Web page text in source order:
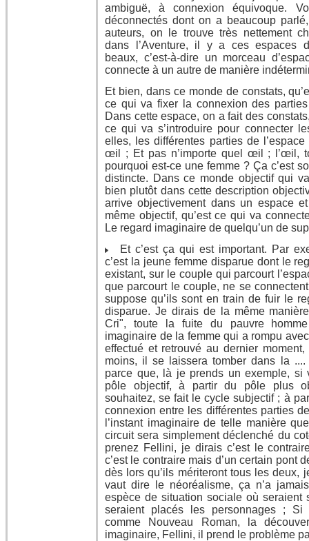
ambiguë, à connexion équivoque.
déconnectés dont on a beaucoup
auteurs, on le trouve très nettement
dans l’Aventure, il y a ces espaces
beaux, c’est-à-dire un morceau
connecte à un autre de manière
Et bien, dans ce monde de constats,
ce qui va fixer la connexion des
Dans cette espace, on a fait des
ce qui va s’introduire pour connecter
elles, les différentes parties de
œil ; Et pas n’importe quel œil ; l’œil,
pourquoi est-ce une femme ? Ça c’est
distincte. Dans ce monde objectif qui
bien plutôt dans cette description
arrive objectivement dans un espace
même objectif, qu’est ce qui va
Le regard imaginaire de quelqu’un de
Et c’est ça qui est important. Par
c’est la jeune femme disparue dont le
existant, sur le couple qui parcourt
que parcourt le couple, ne se
suppose qu’ils sont en train de fuir le
disparue. Je dirais de la même
Cri", toute la fuite du pauvre
imaginaire de la femme qui a rompu
effectué et retrouvé au dernier
moins, il se laissera tomber dans la ....
parce que, là je prends un exemple, si
pôle objectif, à partir du pôle plus
souhaitez, se fait le cycle subjectif ; à
connexion entre les différentes parties
l’instant imaginaire de telle manière
circuit sera simplement déclenché du
prenez Fellini, je dirais c’est le
c’est le contraire mais d’un certain pont
dès lors qu’ils mériteront tous les deux,
vaut dire le néoréalisme, ça n’a
espèce de situation sociale où seraient
seraient placés les personnages ; Si
comme Nouveau Roman, la
imaginaire, Fellini, il prend le problème